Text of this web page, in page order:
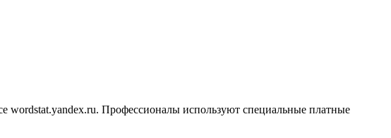
wordstat.yandex.ru. Профессионалы используют специальные платные